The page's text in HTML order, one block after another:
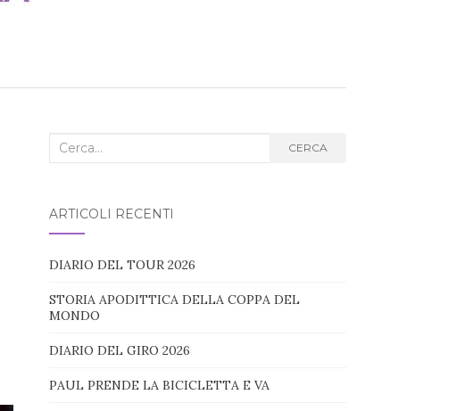
Cerca
CERCA
ARTICOLI RECENTI
DIARIO DEL TOUR 2026
STORIA APODITTICA DELLA COPPA DEL
MONDO
DIARIO DEL GIRO 2026
PAUL PRENDE LA BICICLETTA E VA